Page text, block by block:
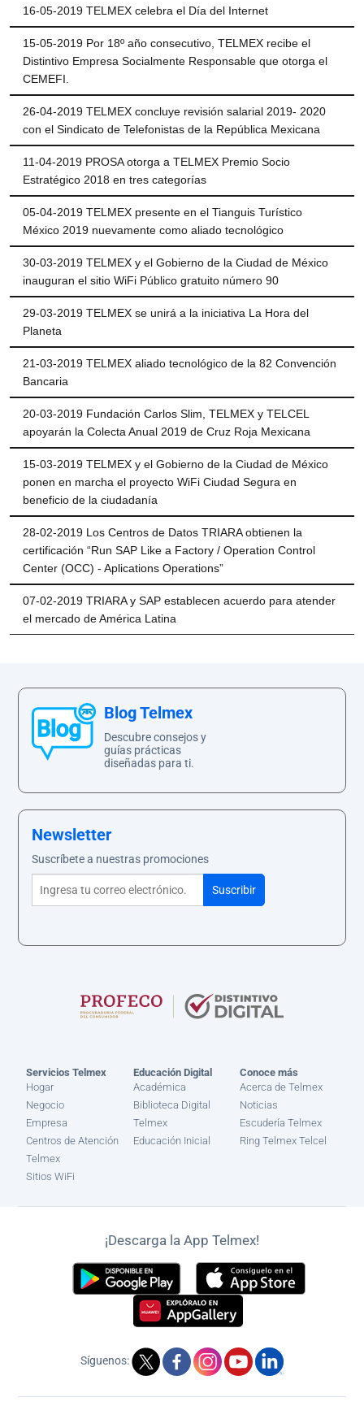
16-05-2019 TELMEX celebra el Día del Internet
15-05-2019 Por 18º año consecutivo, TELMEX recibe el
Distintivo Empresa Socialmente Responsable que otorga el
CEMEFI.
26-04-2019 TELMEX concluye revisión salarial 2019- 2020
con el Sindicato de Telefonistas de la República Mexicana
11-04-2019 PROSA otorga a TELMEX Premio Socio
Estratégico 2018 en tres categorías
05-04-2019 TELMEX presente en el Tianguis Turístico
México 2019 nuevamente como aliado tecnológico
30-03-2019 TELMEX y el Gobierno de la Ciudad de México
inauguran el sitio WiFi Público gratuito número 90
29-03-2019 TELMEX se unirá a la iniciativa La Hora del
Planeta
21-03-2019 TELMEX aliado tecnológico de la 82 Convención
Bancaria
20-03-2019 Fundación Carlos Slim, TELMEX y TELCEL
apoyarán la Colecta Anual 2019 de Cruz Roja Mexicana
15-03-2019 TELMEX y el Gobierno de la Ciudad de México
ponen en marcha el proyecto WiFi Ciudad Segura en
beneficio de la ciudadanía
28-02-2019 Los Centros de Datos TRIARA obtienen la
certificación “Run SAP Like a Factory / Operation Control
Center (OCC) - Aplications Operations”
07-02-2019 TRIARA y SAP establecen acuerdo para atender
el mercado de América Latina
Blog Telmex
Descubre consejos y
guías prácticas
diseñadas para ti.
Newsletter
Suscríbete a nuestras promociones
Servicios Telmex
Hogar
Negocio
Empresa
Centros de Atención
Telmex
Sitios WiFi
Educación Digital
Académica
Biblioteca Digital
Telmex
Educación Inicial
Conoce más
Acerca de Telmex
Noticias
Escudería Telmex
Ring Telmex Telcel
¡Descarga la App Telmex!
Síguenos: